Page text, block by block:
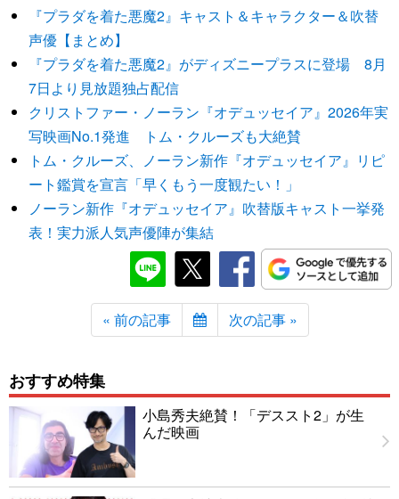
『プラダを着た悪魔2』キャスト＆キャラクター＆吹替
声優【まとめ】
『プラダを着た悪魔2』がディズニープラスに登場 8月
7日より見放題独占配信
クリストファー・ノーラン『オデュッセイア』2026年実
写映画No.1発進 トム・クルーズも大絶賛
トム・クルーズ、ノーラン新作『オデュッセイア』リピ
ート鑑賞を宣言「早くもう一度観たい！」
ノーラン新作『オデュッセイア』吹替版キャスト一挙発
表！実力派人気声優陣が集結
« 前の記事 次の記事 »
おすすめ特集
小島秀夫絶賛！「デススト2」が生
んだ映画